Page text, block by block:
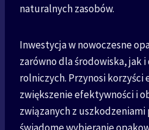
naturalnych zasobów.
Inwestycja w nowoczesne
zarówno dla środowiska, jak
rolniczych. Przynosi
zwiększenie efektywności i
związanych z